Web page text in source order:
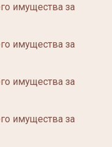
имущества за
имущества за
имущества за
имущества за